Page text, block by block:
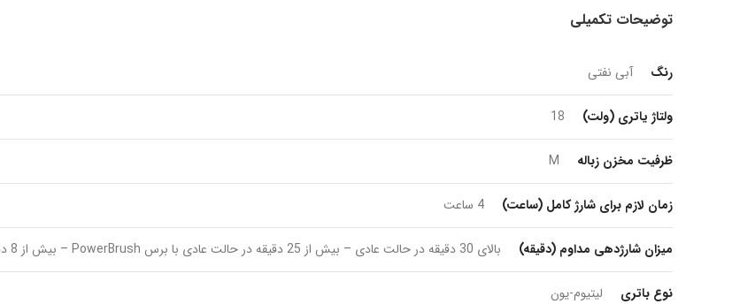
توضیحات تکمیلی
رنگ آبی نفتی
ولتاژ یاتری (ولت) 18
ظرفیت مخزن زباله M
زمان لازم برای شارژ کامل (ساعت) 4 ساعت
میزان شارژدهی مداوم (دقیقه) بالای 30 دقیقه در حالت عادی – بیش از 25 دقیقه در حالت عادی با برس PowerBrush – بیش از 8 دقیقه در حالت Turbo با برس PowerBrush
نوع باتری لیتیوم-یون